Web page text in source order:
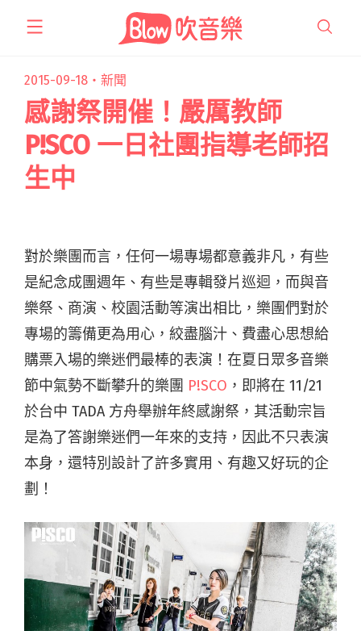
2015-09-18・ 新聞
感謝祭開催！嚴厲教師
P!SCO 一日社團指導老師招
生中
對於樂團而言，任何一場專場都意義非凡，有些
是紀念成團週年、有些是專輯發片巡迴，而與音
樂祭、商演、校園活動等演出相比，樂團們對於
專場的籌備更為用心，絞盡腦汁、費盡心思想給
購票入場的樂迷們最棒的表演！在夏日眾多音樂
節中氣勢不斷攀升的樂團 P!SCO ，即將在 11/21
於台中 TADA 方舟舉辦年終感謝祭，其活動宗旨
是為了答謝樂迷們一年來的支持，因此不只表演
本身，還特別設計了許多實用、有趣又好玩的企
劃！